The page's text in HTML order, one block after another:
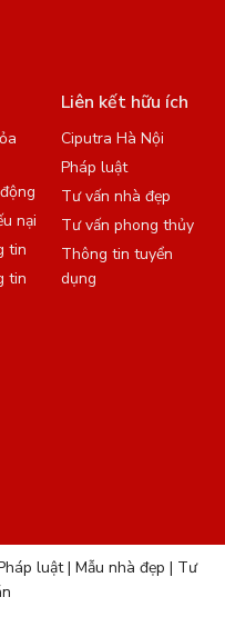
nại
tin
tin
Liên kết hữu ích
Ciputra Hà Nội
Pháp luật
Tư vấn nhà đẹp
Tư vấn phong thủy
Thông tin tuyển
dụng
luật|Mẫu nhà đẹp | Tư